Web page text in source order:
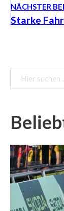
NÄCHSTER
Vorschau